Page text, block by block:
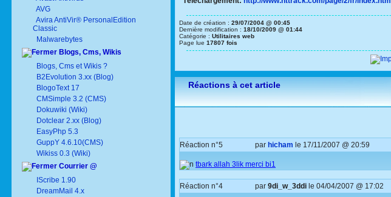
AVG
Avira AntiVir® PersonalEdition
Classic
Malwarebytes
Blogs, Cms, Wikis
Blogs, Cms et Wikis ?
B2Evolution 3.xx (Blog)
BlogoText 17
CMSimple 3.2 (CMS)
Dokuwiki (Wiki)
Dotclear 2.xx (Blog)
EasyPhp 5.3
GuppY 4.6.10(CMS)
Wikiss 0.3 (Wiki)
Courrier @
IScribe 1.90
DreamMail 4.x
Date de création : 29/07/2004 @ 00:45
Dernière modification : 18/10/2009 @ 01:44
Catégorie : Utilitaires web
Page lue 17807 fois
Réactions à cet article
Réaction n°5 par hicham le 17/11/2007 @ 20:59
tbark allah 3lik merci bi1
Réaction n°4 par 9di_w_3ddi le 04/04/2007 @ 17:02